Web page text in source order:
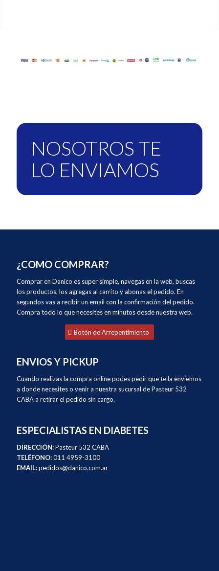
NOSOTROS TE
LO ENVIAMOS
¿COMO COMPRAR?
Comprar en Danico es super simple, navegas en la web, buscas
los productos, los agregas al carrito y abonas el pedido. En
segundos vas a recibir un email con la confirmación del pedido.
Compra todo lo que necesites en minutos desde nuestra web.
Botón de Arrepentimiento
ENVIOS Y PICKUP
Cuando realizas la compra online podes pedir que te la enviemos
a donde necesites o venir a nuestra sucursal de Pasteur 532
CABA a retirar el pedido sin cargo.
ESPECIALISTAS EN DIABETES
DIRECCIÓN:Pasteur 532 CABA
TELÉFONO:011 4959-3100
EMAIL:pedidos@danico.com.ar